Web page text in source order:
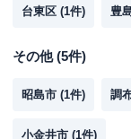
台東区 (1件) 豊
その他(5件)
昭島市 (1件) 調
小金井市 (1件)